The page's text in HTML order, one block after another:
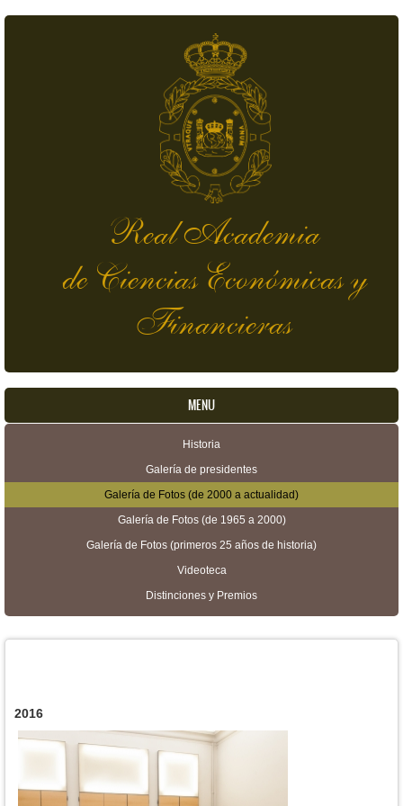
Real Academia
de Ciencias Económicas y
Financieras
MENU
Historia
Galería de presidentes
Galería de Fotos (de 2000 a actualidad)
Galería de Fotos (de 1965 a 2000)
Galería de Fotos (primeros 25 años de historia)
Videoteca
Distinciones y Premios
2016